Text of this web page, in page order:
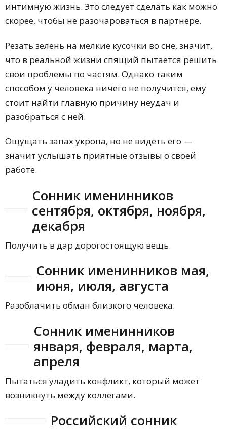
интимную жизнь. Это следует сделать как можно
скорее, чтобы не разочароваться в партнере.
Резать зелень на мелкие кусочки во сне, значит,
что в реальной жизни спящий пытается решить
свои проблемы по частям. Однако таким
способом у человека ничего не получится, ему
стоит найти главную причину неудач и
разобраться с ней.
Ощущать запах укропа, но не видеть его —
значит услышать приятные отзывы о своей
работе.
Сонник именинников
сентября, октября, ноября,
декабря
Получить в дар дорогостоящую вещь.
Сонник именинников мая,
июня, июля, августа
Разоблачить обман близкого человека.
Сонник именинников
января, февраля, марта,
апреля
Пытаться уладить конфликт, который может
возникнуть между коллегами.
Российский сонник